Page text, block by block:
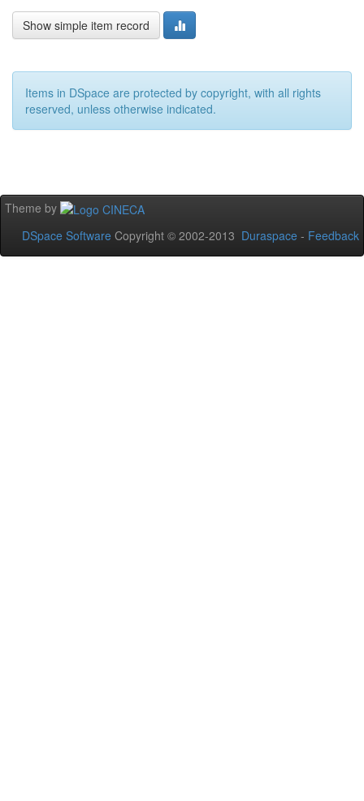
Show simple item record
Items in DSpace are protected by copyright, with all rights
reserved, unless otherwise indicated.
Theme by
DSpace Software Copyright © 2002-2013 Duraspace - Feedback